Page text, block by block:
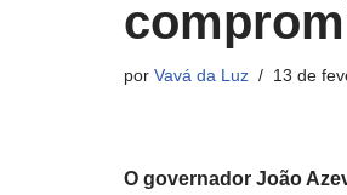
por Vavá da Luz 13 de
O governador João